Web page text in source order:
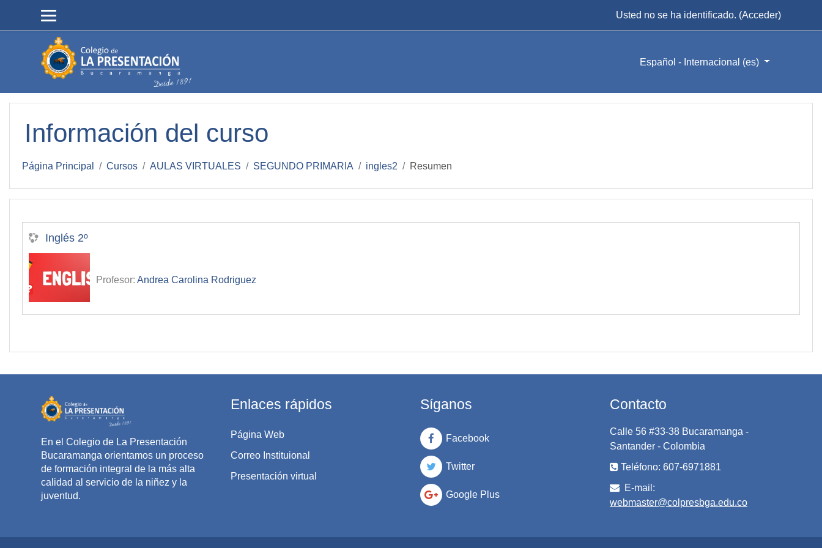
Usted no se ha identificado. (Acceder)
Español - Internacional ‎(es)‎
Información del curso
Página Principal Cursos AULAS VIRTUALES SEGUNDO PRIMARIA ingles2 Resumen
Inglés 2º
Profesor: Andrea Carolina Rodriguez
En el Colegio de La Presentación
Bucaramanga orientamos un proceso
de formación integral de la más alta
calidad al servicio de la niñez y la
juventud.
Enlaces rápidos
Página Web
Correo Instituional
Presentación virtual
Síganos
Facebook
Twitter
Google Plus
Contacto
Calle 56 #33-38 Bucaramanga -
Santander - Colombia
Teléfono: 607-6971881
E-mail:
webmaster@colpresbga.edu.co